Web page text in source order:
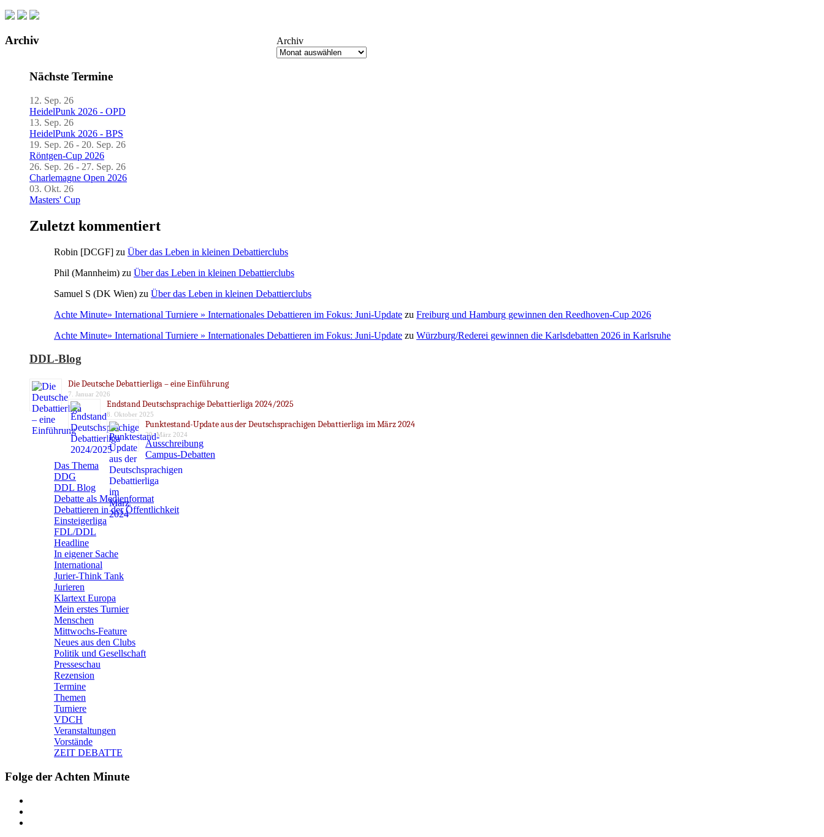
Archiv Archiv
Nächste Termine
12. Sep. 26
HeidelPunk 2026 - OPD
13. Sep. 26
HeidelPunk 2026 - BPS
19. Sep. 26 - 20. Sep. 26
Röntgen-Cup 2026
26. Sep. 26 - 27. Sep. 26
Charlemagne Open 2026
03. Okt. 26
Masters' Cup
Zuletzt kommentiert
Robin [DCGF] zu Über das Leben in kleinen Debattierclubs
Phil (Mannheim) zu Über das Leben in kleinen Debattierclubs
Samuel S (DK Wien) zu Über das Leben in kleinen Debattierclubs
Achte Minute» International Turniere » Internationales Debattieren im Fokus: Juni-Update zu Freiburg und Hamburg gewinnen den Reedhoven-Cup 2026
Achte Minute» International Turniere » Internationales Debattieren im Fokus: Juni-Update zu Würzburg/Rederei gewinnen die Karlsdebatten 2026 in Karlsruhe
DDL-Blog
Die Deutsche Debattierliga – eine Einführung
7. Januar 2026
Endstand Deutschsprachige Debattierliga 2024/2025
8. Oktober 2025
Punktestand-Update aus der Deutschsprachigen Debattierliga im März 2024
20. März 2024
Ausschreibung
Campus-Debatten
Das Thema
DDG
DDL Blog
Debatte als Medienformat
Debattieren in der Öffentlichkeit
Einsteigerliga
FDL/DDL
Headline
In eigener Sache
International
Jurier-Think Tank
Jurieren
Klartext Europa
Mein erstes Turnier
Menschen
Mittwochs-Feature
Neues aus den Clubs
Politik und Gesellschaft
Presseschau
Rezension
Termine
Themen
Turniere
VDCH
Veranstaltungen
Vorstände
ZEIT DEBATTE
Folge der Achten Minute